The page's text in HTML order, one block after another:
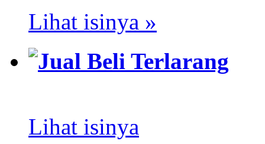
Lihat isinya »
Jual Beli Terlarang
Lihat isinya